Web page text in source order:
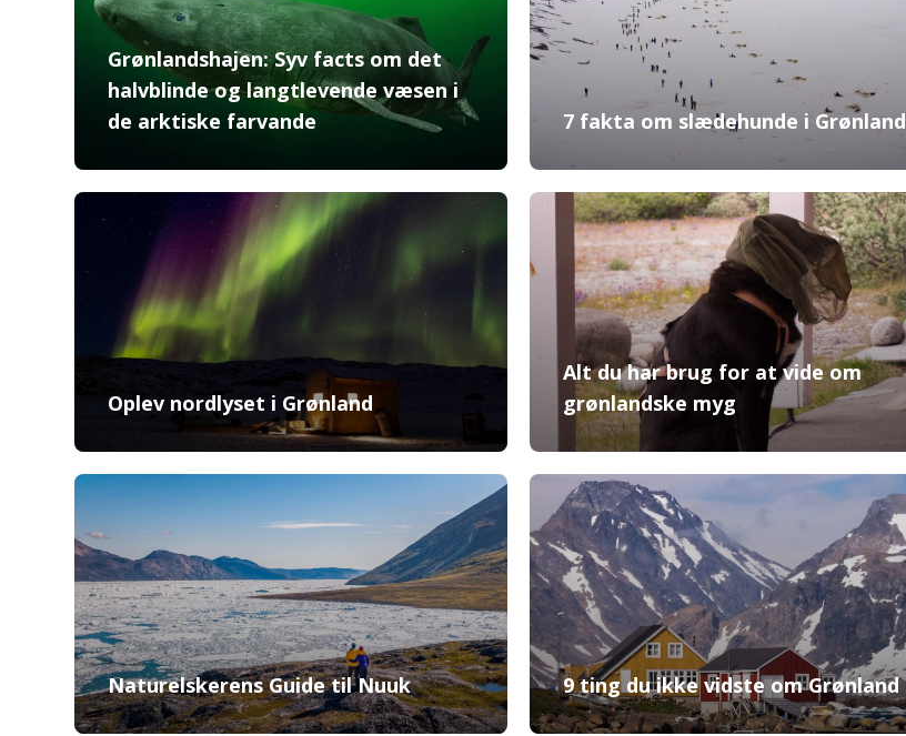
Grønlandshajen: Syv facts om det
halvblinde og langtlevende væsen i
de arktiske farvande
7 fakta om slædehunde i Grønland
Oplev nordlyset i Grønland
Alt du har brug for at vide om
grønlandske myg
Naturelskerens Guide til Nuuk 9 ting du ikke vidste om Grønland